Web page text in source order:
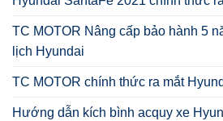
TC MOTOR Nâng cấp bảo hành 5
lịch Hyundai
TC MOTOR chính thức ra mắt
Hướng dẫn kích bình acquy xe